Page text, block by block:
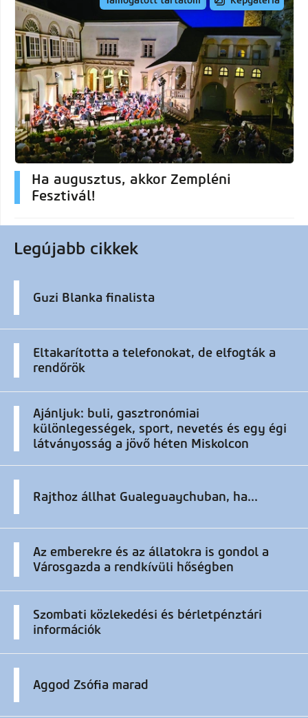
Ha augusztus, akkor Zempléni
Fesztivál!
Legújabb cikkek
Guzi Blanka finalista
Eltakarította a telefonokat, de elfogták a
rendőrök
Ajánljuk: buli, gasztronómiai
különlegességek, sport, nevetés és egy égi
látványosság a jövő héten Miskolcon
Rajthoz állhat Gualeguaychuban, ha...
Az emberekre és az állatokra is gondol a
Városgazda a rendkívüli hőségben
Szombati közlekedési és bérletpénztári
információk
Aggod Zsófia marad